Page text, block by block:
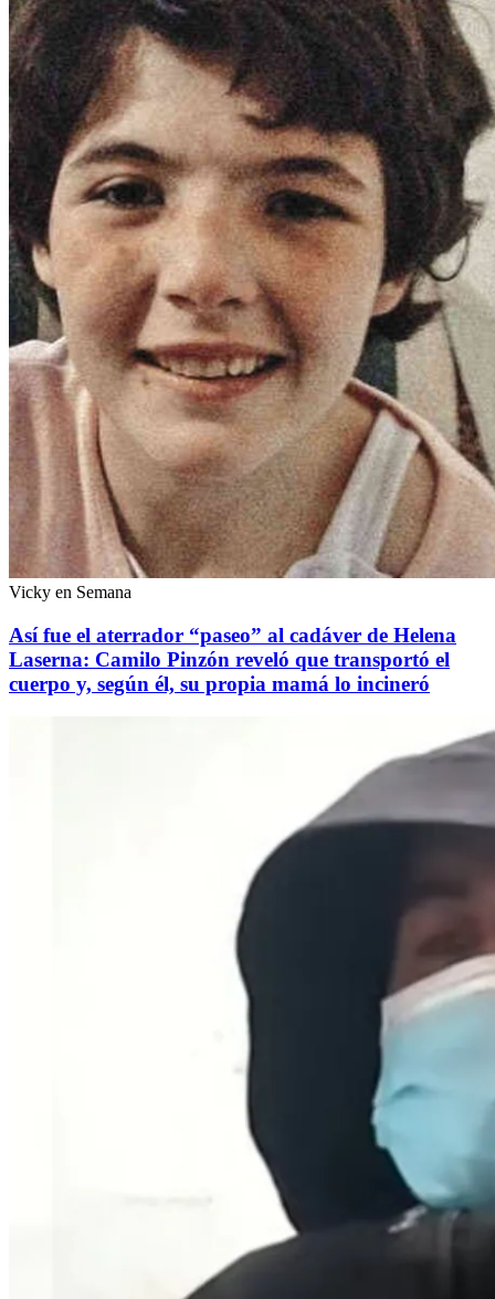
Vicky en Semana
Así fue el aterrador “paseo” al cadáver de Helena
Laserna: Camilo Pinzón reveló que transportó el
cuerpo y, según él, su propia mamá lo incineró